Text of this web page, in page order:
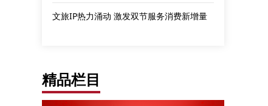
文旅IP热力涌动 激发双节服务消费新增量
精品栏目